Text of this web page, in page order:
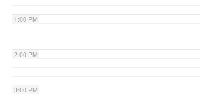
1:00 PM
2:00 PM
3:00 PM